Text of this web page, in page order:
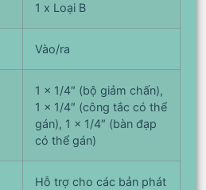
1 x Loại B
Vào/ra
1 x 1/4″ (bộ giảm chấn),
1 x 1/4″ (công tắc có thể
gán), 1 x 1/4″ (bàn đạp
có thể gán)
Hỗ trợ cho các bản phát